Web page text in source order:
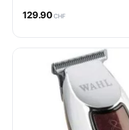
129.90CHF